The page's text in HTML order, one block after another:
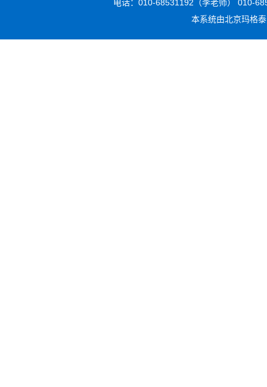
电话：010-68531192（李老师） 010-
本系统由北京玛格